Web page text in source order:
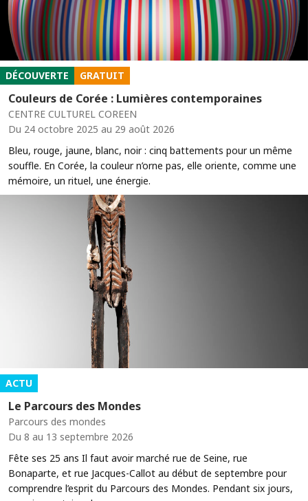
DÉCOUVERTE GRATUIT
Couleurs de Corée : Lumières contemporaines
CENTRE CULTUREL COREEN
Du 24 octobre 2025 au 29 août 2026
Bleu, rouge, jaune, blanc, noir : cinq battements pour un même
souffle. En Corée, la couleur n’orne pas, elle oriente, comme une
mémoire, un rituel, une énergie.
ACTU
Le Parcours des Mondes
Parcours des mondes
Du 8 au 13 septembre 2026
Fête ses 25 ans Il faut avoir marché rue de Seine, rue
Bonaparte, et rue Jacques-Callot au début de septembre pour
comprendre l’esprit du Parcours des Mondes. Pendant six jours,